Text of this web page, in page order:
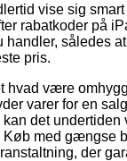
vise sig
rabatkoder på
handler, således
pris.
hvad være
varer for en
det
Køb med gængse
der